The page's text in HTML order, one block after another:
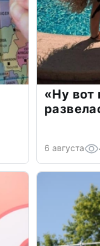
«Ну вот
6 августа